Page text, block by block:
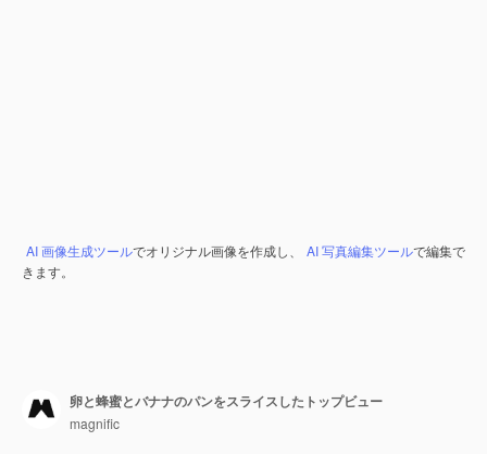
AI 画像生成ツールでオリジナル画像を作成し、 AI 写真編集ツールで編集で
きます。
卵と蜂蜜とバナナのパンをスライスしたトップビュー
magnific